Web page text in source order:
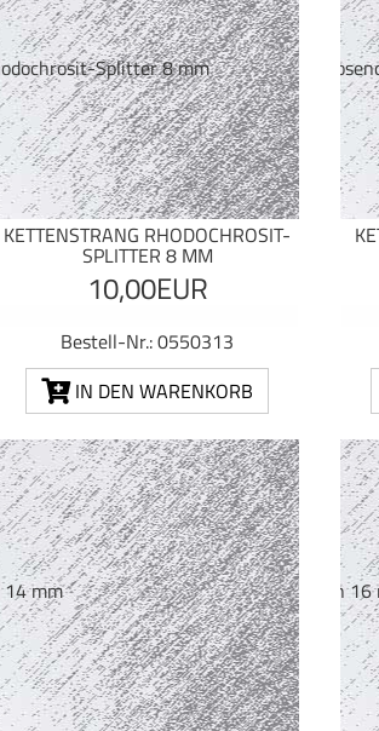
KETTENSTRANG RHODOCHROSIT-
SPLITTER 8 MM
10,00EUR
Bestell-Nr.: 0550313
IN DEN WARENKORB